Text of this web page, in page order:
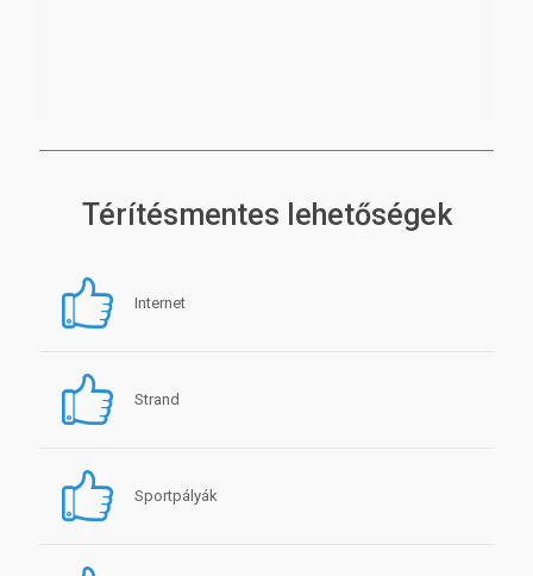
Térítésmentes lehetőségek
Internet
Strand
Sportpályák